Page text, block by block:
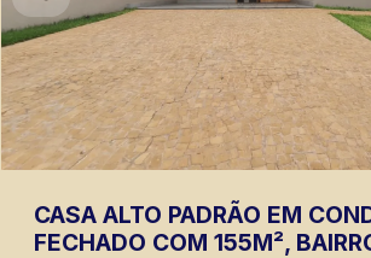
CASA ALTO PADRÃO EM
FECHADO COM 155M²,